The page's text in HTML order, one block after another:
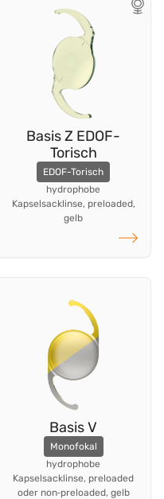
Basis Z EDOF-
Torisch
EDOF-Torisch
hydrophobe
Kapselsacklinse, preloaded,
gelb
Basis V
Monofokal
hydrophobe
Kapselsacklinse, preloaded
oder non‑preloaded, gelb